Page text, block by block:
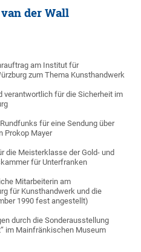
der Wall
am Institut für
zum Thema Kunsthandwerk
verantwortlich für die Sicherheit im
für eine Sendung über
Prokop Mayer
die Meisterklasse der Gold- und
für Unterfranken
Mitarbeiterin am
für Kunsthandwerk und die
1990 fest angestellt)
durch die Sonderausstellung
im Mainfränkischen Museum